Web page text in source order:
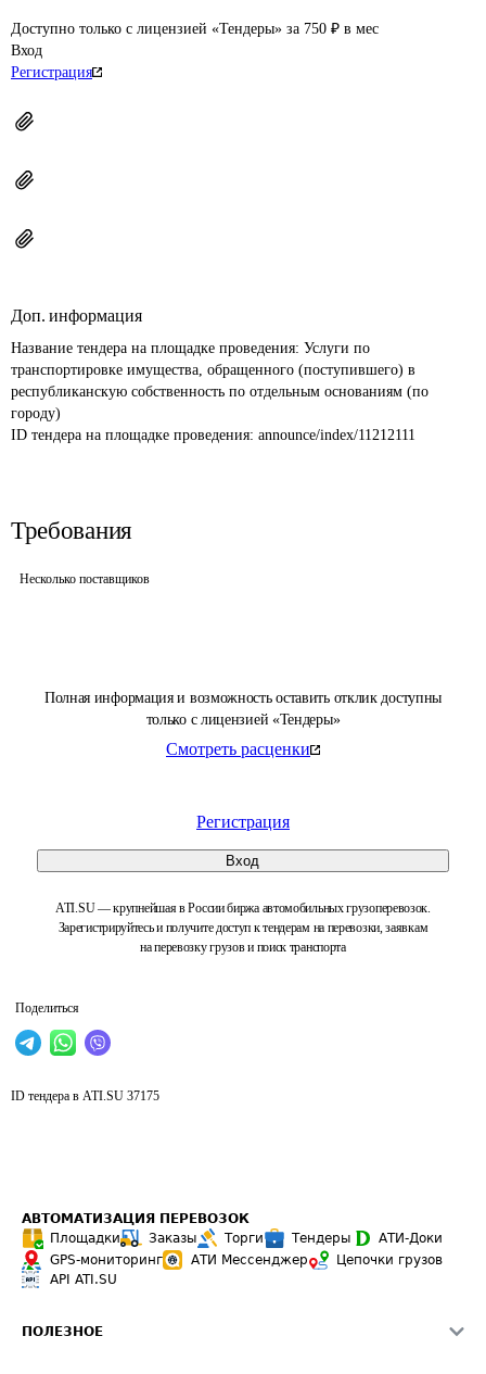
Полная информация и возможность оставить отклик доступны
только с лицензией «Тендеры»
Смотреть расценки
Регистрация
Вход
ATI.SU — крупнейшая в России биржа автомобильных грузоперевозок.
Зарегистрируйтесь и получите доступ к тендерам на перевозки, заявкам
на перевозку грузов и поиск транспорта
Поделиться
Доступно только с лицензией «Тендеры» за 750 ₽ в мес
Вход
Регистрация
Доп. информация
Название тендера на площадке проведения: Услуги по
транспортировке имущества, обращенного (поступившего) в
республиканскую собственность по отдельным основаниям (по
городу)
ID тендера на площадке проведения: announce/index/11212111
Требования
Несколько поставщиков
ID тендера в ATI.SU 37175
АВТОМАТИЗАЦИЯ ПЕРЕВОЗОК
Площадки
Заказы Торги Тендеры
АТИ-Доки
GPS-мониторинг
АТИ Мессенджер
Цепочки грузов
API ATI.SU
ПОЛЕЗНОЕ